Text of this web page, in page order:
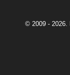
© 2009 - 2026.